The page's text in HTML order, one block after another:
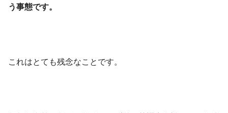
う事態です。
これはとても残念なことです。